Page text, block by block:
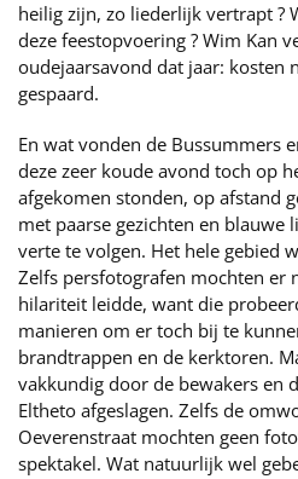
heilig zijn, zo liederlijk vertrapt ?
deze feestopvoering ? Wim Kan
oudejaarsavond dat jaar: kosten
gespaard.
En wat vonden de Bussummers
deze zeer koude avond toch op
afgekomen stonden, op afstand
met paarse gezichten en blauwe
verte te volgen. Het hele gebied
Zelfs persfotografen mochten er
hilariteit leidde, want die
manieren om er toch bij te
brandtrappen en de kerktoren.
vakkundig door de bewakers en
Eltheto afgeslagen. Zelfs de
Oeverenstraat mochten geen
spektakel. Wat natuurlijk wel